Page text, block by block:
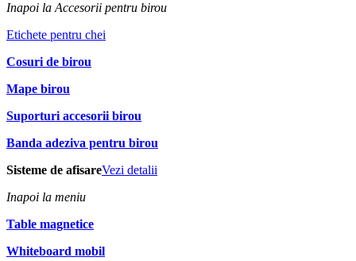
Inapoi la Accesorii pentru birou
Etichete pentru chei
Cosuri de birou
Mape birou
Suporturi accesorii birou
Banda adeziva pentru birou
Sisteme de afisareVezi detalii
Inapoi la meniu
Table magnetice
Whiteboard mobil